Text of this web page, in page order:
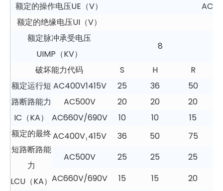
额定的操作电压UE（V）
额定的绝缘电压UI（V）
额定脉冲承受电压
UIMP（KV）
8
破坏能力代码 S H R
额定运行短
路断路能力
IC（KA）
AC400V1415V 25 36 50
AC500V
20 20 20
AC660V/690V
10 10 15
额定的最终
短路断路能
力
LCU（KA）
AC400V₁415V 36 50 75
AC500V
25 25 25
AC660V/690V
15 15 20